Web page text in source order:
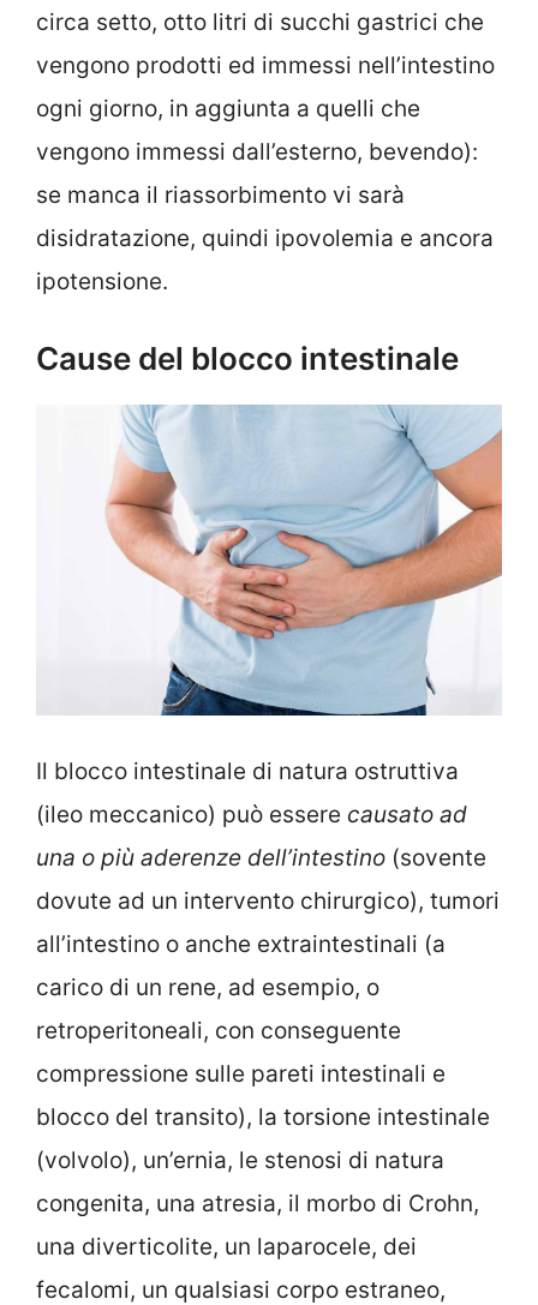
circa setto, otto litri di succhi gastrici che
vengono prodotti ed immessi nell’intestino
ogni giorno, in aggiunta a quelli che
vengono immessi dall’esterno, bevendo):
se manca il riassorbimento vi sarà
disidratazione, quindi ipovolemia e ancora
ipotensione.
Cause del blocco intestinale
Il blocco intestinale di natura ostruttiva
(ileo meccanico) può essere causato ad
una o più aderenze dell’intestino (sovente
dovute ad un intervento chirurgico), tumori
all’intestino o anche extraintestinali (a
carico di un rene, ad esempio, o
retroperitoneali, con conseguente
compressione sulle pareti intestinali e
blocco del transito), la torsione intestinale
(volvolo), un’ernia, le stenosi di natura
congenita, una atresia, il morbo di Crohn,
una diverticolite, un laparocele, dei
fecalomi, un qualsiasi corpo estraneo,